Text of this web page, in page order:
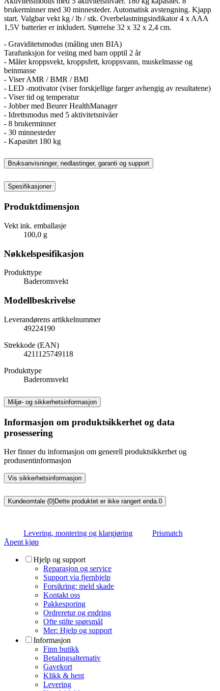
brukerminner med 30 minnesteder. Automatisk avstengning. Kjapp
start. Valgbar vekt kg / lb / stk. Overbelastningsindikator 4 x AAA
1,5V batterier er inkludert. Størrelse 32 x 32 x 2,4 cm.
- Graviditetsmodus (måling uten BIA)
Tarafunksjon for veiing med barn opptil 2 år
- Måler kroppsvekt, kroppsfett, kroppsvann, muskelmasse og
beinmasse
- Viser AMR / BMR / BMI
- LED -motivator (viser forskjellige farger avhengig av resultatene)
- Viser tid og temperatur
- Jobber med Beurer HealthManager
- Idrettsmodus med 5 aktivitetsnivåer
- 8 brukerminner
- 30 minnesteder
- Kapasitet 180 kg
Bruksanvisninger, nedlastinger, garanti og support
Spesifikasjoner
Produktdimensjon
Vekt ink. emballasje
100,0 g
Nøkkelspesifikasjon
Produkttype
Baderomsvekt
Modellbeskrivelse
Leverandørens artikkelnummer
49224190
Strekkode (EAN)
4211125749118
Produkttype
Baderomsvekt
Miljø- og sikkerhetsinformasjon
Informasjon om produktsikkerhet og data
prosessering
Her finner du informasjon om generell produktsikkerhet og
produsentinformasjon
Vis sikkerhetsinformasjon
Kundeomtale (0)Dette produktet er ikke rangert enda.0
Levering, montering og klargjøring
Prismatch
Åpent kjøp
Hjelp og support
Reparasjon og service
Support via fjernhjelp
Forsikring: meld skade
Kontakt oss
Pakkesporing
Ordreretur og endring
Ofte stilte spørsmål
Mer: Hjelp og support
Informasjon
Finn butikk
Betalingsalternativ
Gavekort
Klikk & hent
Levering